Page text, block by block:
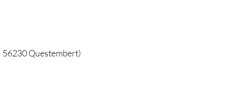
56230 Questembert)